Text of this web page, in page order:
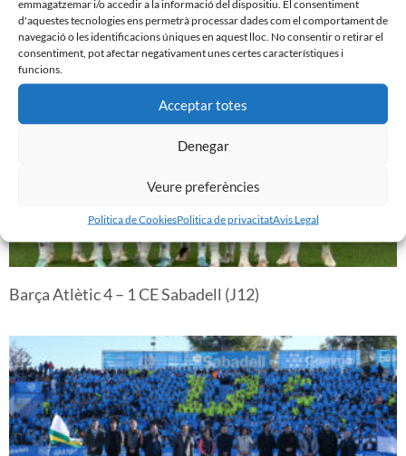
emmagatzemar i/o accedir a la informació del dispositiu. El consentiment
d'aquestes tecnologies ens permetrà processar dades com el comportament de
navegació o les identificacions úniques en aquest lloc. No consentir o retirar el
consentiment, pot afectar negativament unes certes característiques i
funcions.
Acceptar totes
Denegar
Veure preferències
Politica de CookiesPolitica de privacitatAvis Legal
CE Sabadell 0 – 1 CD Lugo (J13)
Barça Atlètic 4 – 1 CE Sabadell (J12)